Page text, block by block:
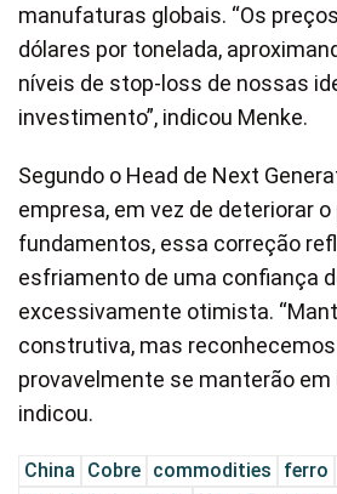
manufaturas globais. “Os
dólares por tonelada,
níveis de stop-loss de nossas
investimento”, indicou Menke.
Segundo o Head de Next
empresa, em vez de deteriorar
fundamentos, essa correção
esfriamento de uma confiança
excessivamente otimista.
construtiva, mas
provavelmente se manterão em
indicou.
China Cobre commodities ferro